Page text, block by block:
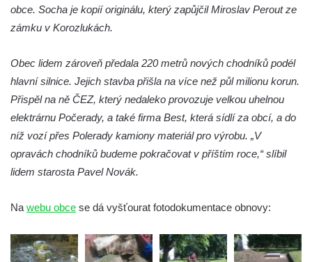
Lysá nad Labem, barokní město Šporkovo
Socha Beruška v ZOO Hluboká
Socha Vážka v ZOO Hluboká
Socha Volavka v ZOO Hluboká
Flamingo trůn v ZOO Hluboká
Socha Opičákovník v ZOO Hluboká
Socha Mystik v ZOO Hluboká
čp. 69/1 v Českých Budějovicích
obce. Socha je kopií originálu, který zapůjčil Miroslav Perout ze
zámku v Korozlukách.
Obec lidem zároveň předala 220 metrů nových chodníků podél
hlavní silnice. Jejich stavba přišla na více než půl milionu korun.
Přispěl na ně ČEZ, který nedaleko provozuje velkou uhelnou
elektrárnu Počerady, a také firma Best, která sídlí za obcí, a do
níž vozí přes Polerady kamiony materiál pro výrobu. „V
opravách chodníků budeme pokračovat v příštím roce,“ slíbil
lidem starosta Pavel Novák.
Na webu obce se dá vyšťourat fotodokumentace obnovy: